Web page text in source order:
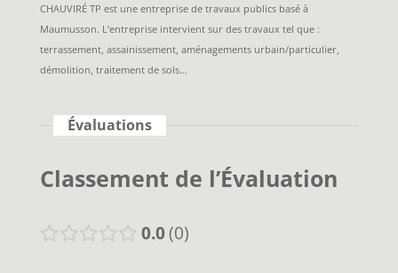
CHAUVIRÉ TP est une entreprise de travaux publics basé à
Maumusson. L’entreprise intervient sur des travaux tel que :
terrassement, assainissement, aménagements urbain/particulier,
démolition, traitement de sols…
Évaluations
Classement de l’Évaluation
0.0 0